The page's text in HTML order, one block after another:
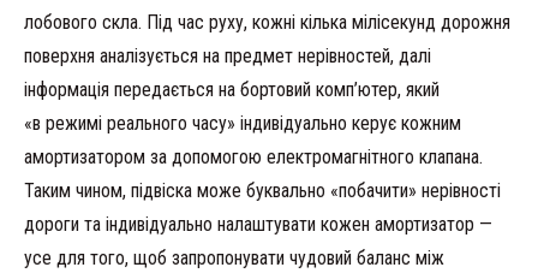
лобового скла. Під час руху, кожні кілька мілісекунд дорожня
поверхня аналізується на предмет нерівностей, далі
інформація передається на бортовий комп’ютер, який
«в режимі реального часу» індивідуально керує кожним
амортизатором за допомогою електромагнітного клапана.
Таким чином, підвіска може буквально «побачити» нерівності
дороги та індивідуально налаштувати кожен амортизатор —
усе для того, щоб запропонувати чудовий баланс між